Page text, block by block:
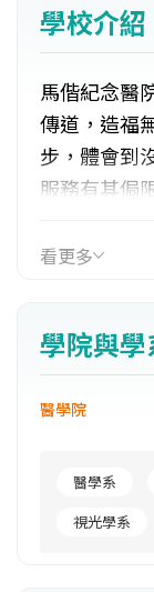
學校介紹
馬偕紀念醫
傳道，造福
步，體會到
服務有其侷
的董事會遂
念醫院之臨
力，培育富
專業人才，
練，設校
成立醫學院
看更多
學院與學
醫學院
醫學系
視光學系